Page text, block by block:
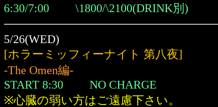
6:30/7:00 \1800/\2100(DRINK別)
5/26(WED)
[ホラーミッフィーナイト 第八夜]
-The Omen編-
START 8:30 NO CHARGE
※心臓の弱い方はご遠慮下さい。